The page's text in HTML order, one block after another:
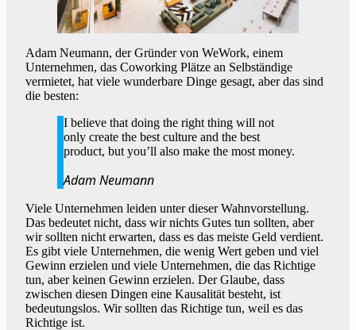
Adam Neumann, der Gründer von WeWork, einem
Unternehmen, das Coworking Plätze an Selbständige
vermietet, hat viele wunderbare Dinge gesagt, aber das sind
die besten:
I believe that doing the right thing will not
only create the best culture and the best
product, but you’ll also make the most money.
Adam Neumann
Viele Unternehmen leiden unter dieser Wahnvorstellung.
Das bedeutet nicht, dass wir nichts Gutes tun sollten, aber
wir sollten nicht erwarten, dass es das meiste Geld verdient.
Es gibt viele Unternehmen, die wenig Wert geben und viel
Gewinn erzielen und viele Unternehmen, die das Richtige
tun, aber keinen Gewinn erzielen. Der Glaube, dass
zwischen diesen Dingen eine Kausalität besteht, ist
bedeutungslos. Wir sollten das Richtige tun, weil es das
Richtige ist.